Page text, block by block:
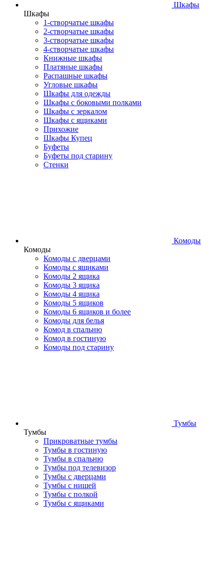
Шкафы
Шкафы
1-створчатые шкафы
2-створчатые шкафы
3-створчатые шкафы
4-створчатые шкафы
Книжные шкафы
Платяные шкафы
Распашные шкафы
Угловые шкафы
Шкафы для одежды
Шкафы с боковыми полками
Шкафы с зеркалом
Шкафы с ящиками
Прихожие
Шкафы Купец
Буфеты
Буфеты под старину
Стенки
Комоды
Комоды
Комоды с дверцами
Комоды с ящиками
Комоды 2 ящика
Комоды 3 ящика
Комоды 4 ящика
Комоды 5 ящиков
Комоды 6 ящиков и более
Комоды для белья
Комод в спальню
Комод в гостиную
Комоды под старину
Тумбы
Тумбы
Прикроватные тумбы
Тумбы в гостиную
Тумбы в спальню
Тумбы под телевизор
Тумбы с дверцами
Тумбы с нишей
Тумбы с полкой
Тумбы с ящиками